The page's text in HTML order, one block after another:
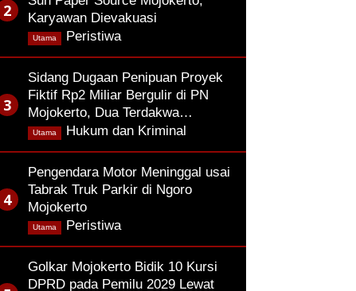
Karyawan Dievakuasi
Peristiwa,
Utama
Sidang Dugaan Penipuan Proyek
Fiktif Rp2 Miliar Bergulir di PN
Mojokerto, Dua Terdakwa…
Hukum dan Kriminal
Utama
Pengendara Motor Meninggal usai
Tabrak Truk Parkir di Ngoro
Mojokerto
Peristiwa,
Utama
Golkar Mojokerto Bidik 10 Kursi
DPRD pada Pemilu 2029 Lewat